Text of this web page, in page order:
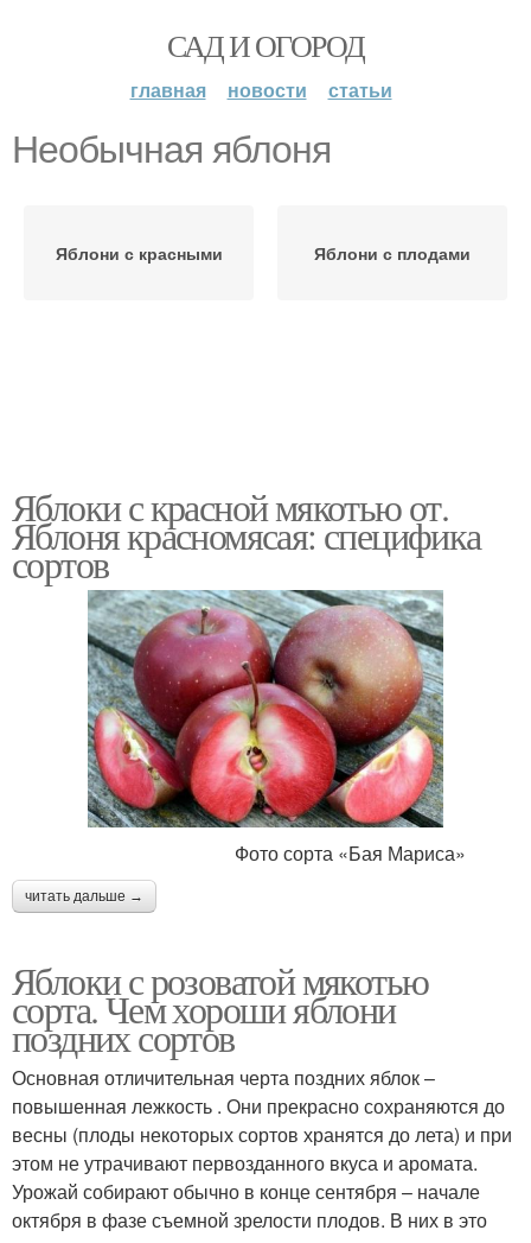
САД И ОГОРОД
главная новости статьи
Необычная яблоня
Яблони с красными Яблони с плодами
Яблоки с красной мякотью от.
Яблоня красномясая: специфика
сортов
Фото сорта «Бая Мариса»
читать дальше →
Яблоки с розоватой мякотью
сорта. Чем хороши яблони
поздних сортов
Основная отличительная черта поздних яблок –
повышенная лежкость . Они прекрасно сохраняются до
весны (плоды некоторых сортов хранятся до лета) и при
этом не утрачивают первозданного вкуса и аромата.
Урожай собирают обычно в конце сентября – начале
октября в фазе съемной зрелости плодов. В них в это